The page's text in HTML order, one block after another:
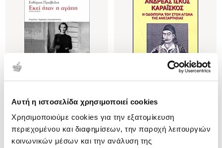
Αυτή η ιστοσελίδα χρησιμοποιεί cookies
Χρησιμοποιούμε cookies για την εξατομίκευση
περιεχομένου και διαφημίσεων, την παροχή λειτουργιών
κοινωνικών μέσων και την ανάλυση της
(0)
Εκεί ήταν η αγάπη
ΠΡΙΟΒΟΛΟΣ Α. ΕΥΘΥΜΙΟΣ
Κωδ. Πολιτείας:2449-0296
ΑΝΔΡΕΑΣ ΙΣΚΟΣ ΚΑΡΑΙΣΚΟΣ
Η ΟΔΟΙΠΟΡΙΑ ΤΟΥ ΣΤΟΝ ΑΓΩΝΑ
ΤΗΣ ΑΝΕΞΑΡΤΗΣΙΑΣ
ΠΡΙΟΒΟΛΟΣ Α. ΕΥΘΥΜΙΟΣ